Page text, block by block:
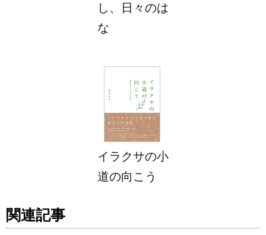
し、日々のは
な
イラクサの小
道の向こう
関連記事